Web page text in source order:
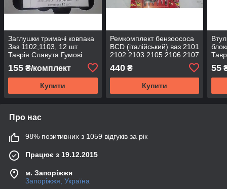
Заглушки тримачі ковпака
Заз 1102,1103, 12 шт
Таврія Славута Гумові
155 ₴/комплект
Купити
Ремкомплект бензоососа
BCD (італійський) ваз 2101
2102 2103 2105 2106 2107
2108 2109 21099 заз 1102
440₴
Купити
55
Про нас
98% позитивних з 1059 відгуків за рік
Працює з 19.12.2015
м. Запоріжжя
Запоріжжя, Україна